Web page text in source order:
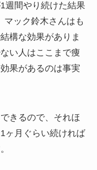
週間やり続けた結果
マック鈴木さんはも
構な効果がありま
い人はここまで痩
果があるのは事実
きるので、それほ
ヶ月ぐらい続ければ